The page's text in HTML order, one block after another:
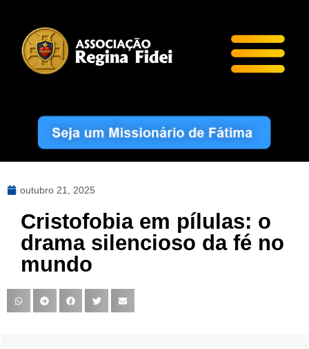
outubro 21, 2025
Cristofobia em pílulas: o
drama silencioso da fé no
mundo